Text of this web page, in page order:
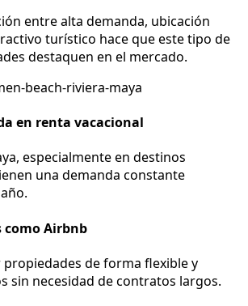
entre alta demanda, ubicación
turístico hace que este tipo de
destaquen en el mercado.
en renta vacacional
especialmente en destinos
una demanda constante
Airbnb
de forma flexible y
sin necesidad de contratos largos.